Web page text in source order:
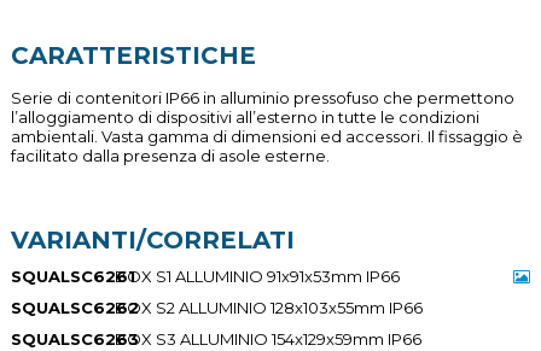
CARATTERISTICHE
Serie di contenitori IP66 in alluminio pressofuso che permettono
l’alloggiamento di dispositivi all’esterno in tutte le condizioni
ambientali. Vasta gamma di dimensioni ed accessori. Il fissaggio è
facilitato dalla presenza di asole esterne.
VARIANTI/CORRELATI
SQUALSC6261BOX S1 ALLUMINIO 91x91x53mm IP66
SQUALSC6262BOX S2 ALLUMINIO 128x103x55mm IP66
SQUALSC6263BOX S3 ALLUMINIO 154x129x59mm IP66